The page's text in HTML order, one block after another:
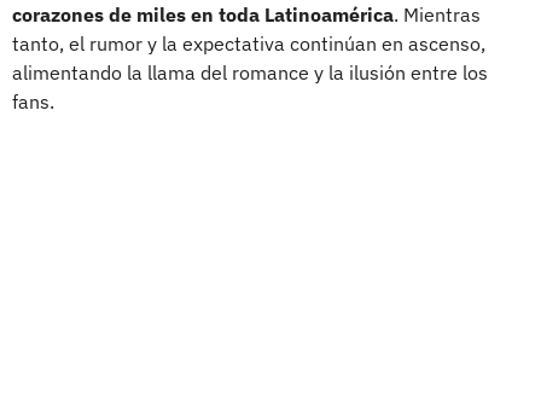
corazones de miles en toda Latinoamérica. Mientras
tanto, el rumor y la expectativa continúan en ascenso,
alimentando la llama del romance y la ilusión entre los
fans.